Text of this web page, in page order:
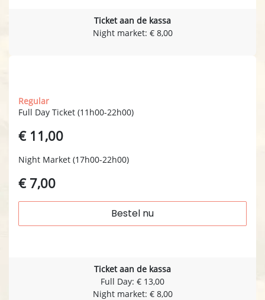
Ticket aan de kassa
Night market: € 8,00
Regular
Full Day Ticket (11h00-22h00)
€ 11,00
Night Market (17h00-22h00)
€ 7,00
Bestel nu
Ticket aan de kassa
Full Day: € 13,00
Night market: € 8,00